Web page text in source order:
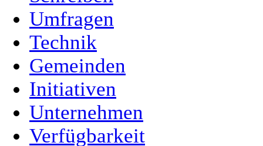
Umfragen
Technik
Gemeinden
Initiativen
Unternehmen
Verfügbarkeit